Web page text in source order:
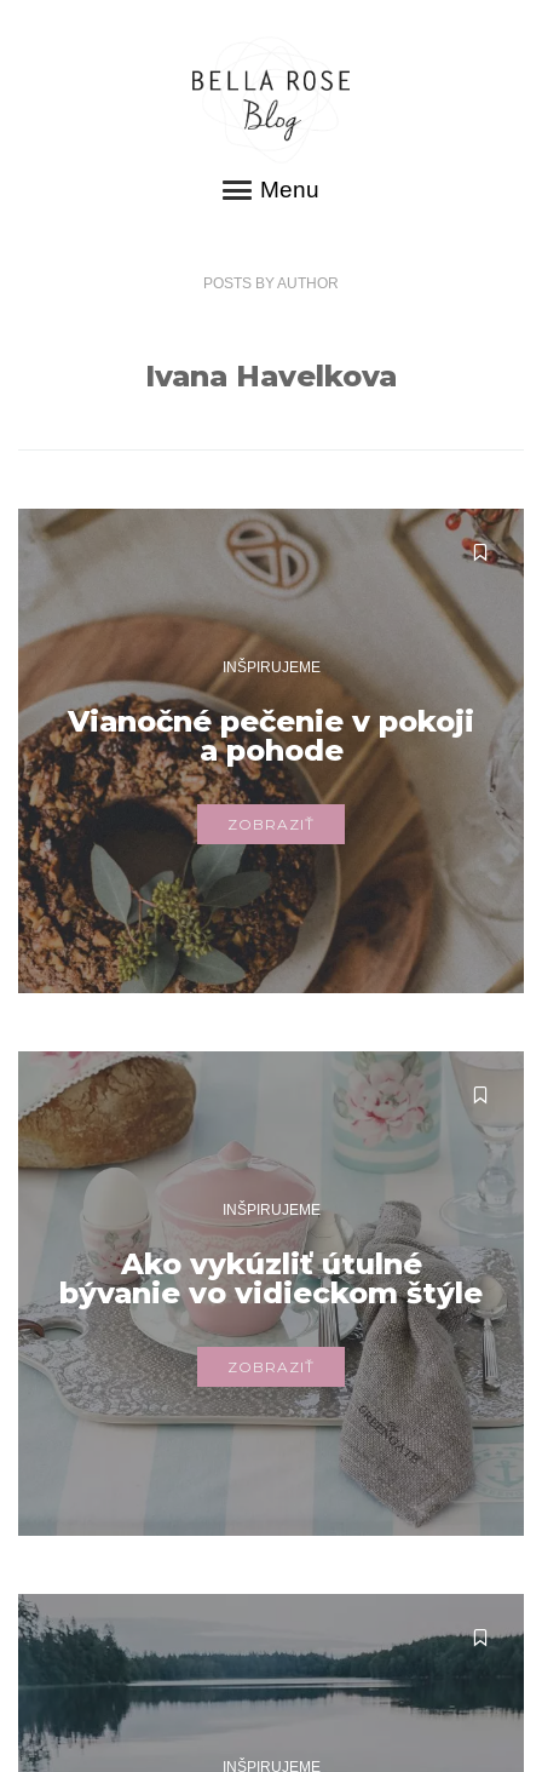
Menu
POSTS BYAUTHOR
Ivana Havelkova
INŠPIRUJEME
Vianočné pečenie v pokoji
a pohode
ZOBRAZIŤ
INŠPIRUJEME
Ako vykúzliť útulné
bývanie vo vidieckom štýle
ZOBRAZIŤ
INŠPIRUJEME